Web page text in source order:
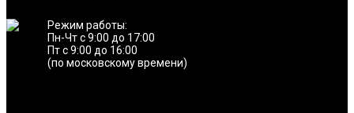
Режим работы:
Пн-Чт с 9:00 до 17:00
Пт с 9:00 до 16:00
(по московскому времени)